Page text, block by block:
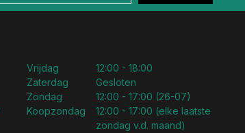
Vrijdag
Zaterdag
Zondag
Koopzondag
12:00 - 18:00
Gesloten
12:00 - 17:00 (26-07)
12:00 - 17:00 (elke laatste
zondag v.d. maand)